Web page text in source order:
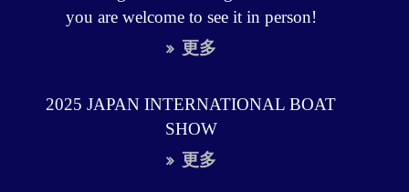
you are welcome to see it in person!
更多
2025 JAPAN INTERNATIONAL BOAT
SHOW
更多